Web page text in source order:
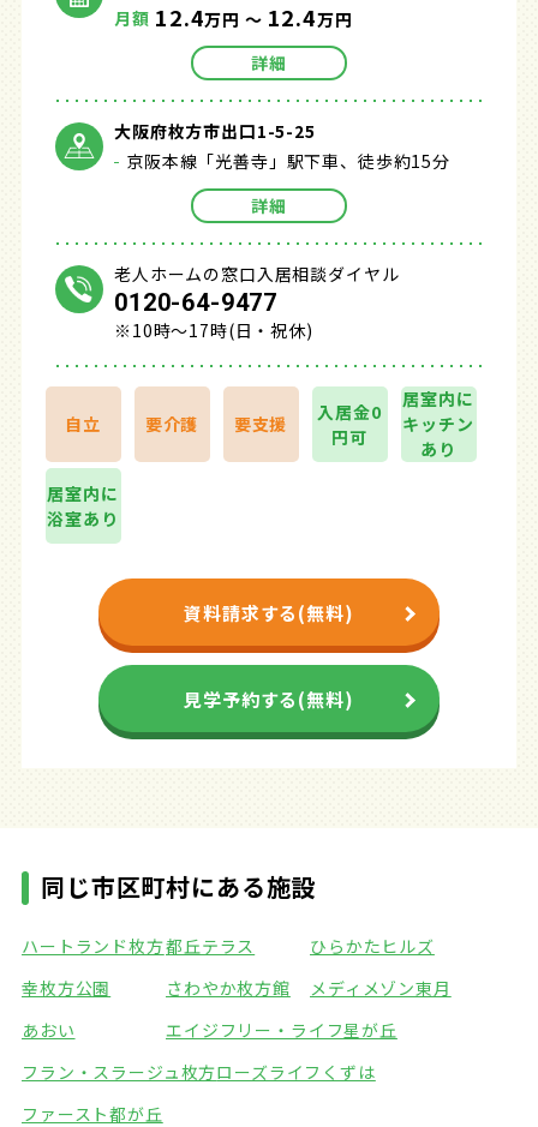
月額 12.4万円 ～ 12.4万円
詳細
大阪府枚方市出口1-5-25
京阪本線「光善寺」駅下車、徒歩約15分
詳細
老人ホームの窓口入居相談ダイヤル
0120-64-9477
※10時～17時(日・祝休)
自立 要介護 要支援
入居金0
円可
居室内に
キッチン
あり
居室内に
浴室あり
資料請求する(無料)
見学予約する(無料)
同じ市区町村にある施設
ハートランド枚方都丘テラス
ひらかたヒルズ
幸枚方公園
さわやか枚方館
メディメゾン東月
あおい
エイジフリー・ライフ星が丘
フラン・スラージュ枚方ローズライフくずは
ファースト都が丘